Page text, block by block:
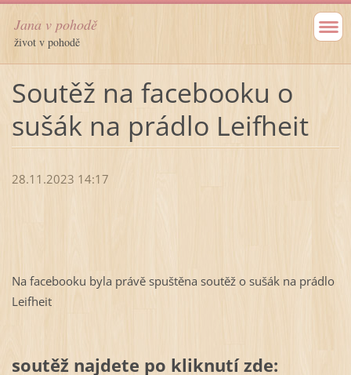
Jana v pohodě
život v pohodě
Soutěž na facebooku o
sušák na prádlo Leifheit
28.11.2023 14:17
Na facebooku byla právě spuštěna soutěž o sušák na prádlo
Leifheit
soutěž najdete po kliknutí zde: